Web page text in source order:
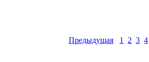
Предыдущая 1 2 3 4